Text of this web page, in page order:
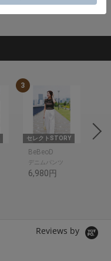
3
セレクトSTORY
BeBeoD
デニムパンツ
6,980円
Reviews by